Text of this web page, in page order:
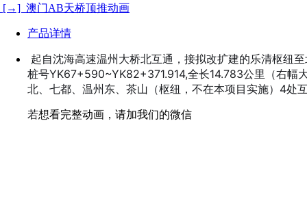
[→] 澳门AB天桥顶推动画
产品详情
起自沈海高速温州大桥北互通，接拟改扩建的乐清枢纽
桩号YK67+590~YK82+371.914,全长14.783公里（右幅
北、七都、温州东、茶山（枢纽，不在本项目实施）4处
若想看完整动画，请加我们的微信